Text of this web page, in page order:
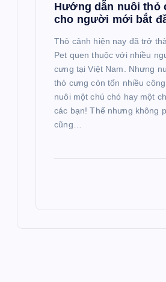
Hướng dẫn nuôi thỏ
cho người mới bắt
Thỏ cảnh hiện nay đã trở
Pet quen thuộc với nhiều
cưng tại Việt Nam. Nhưng
thỏ cưng còn tốn nhiều
nuôi một chú chó hay một
các bạn! Thế nhưng không
cũng…